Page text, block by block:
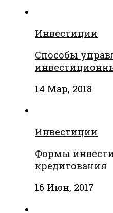
Инвестиции
Способы
14 Мар, 2018
Инвестиции
Формы
кредитования
16 Июн, 2017